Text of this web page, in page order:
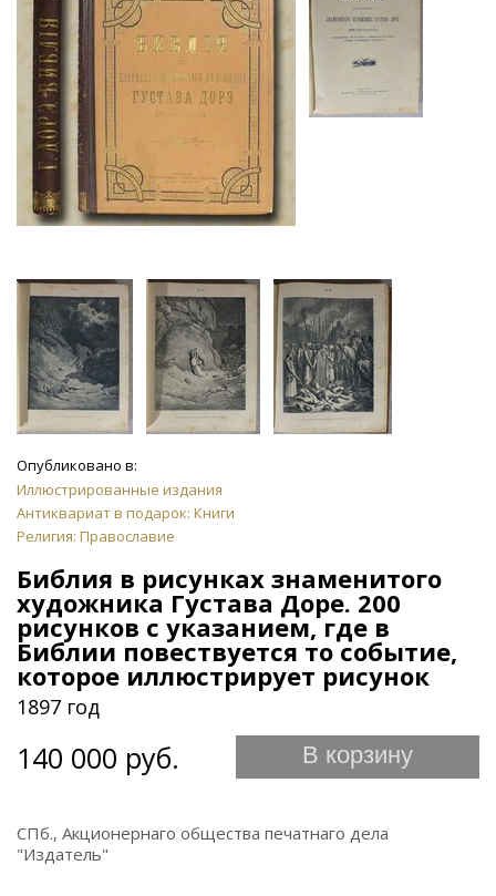
Опубликовано в:
Иллюстрированные издания
Антиквариат в подарок: Книги
Религия: Православие
Библия в рисунках знаменитого
художника Густава Доре. 200
рисунков с указанием, где в
Библии повествуется то событие,
которое иллюстрирует рисунок
1897 год
140 000 руб. В корзину
СПб., Акционернаго общества печатнаго дела
"Издатель"